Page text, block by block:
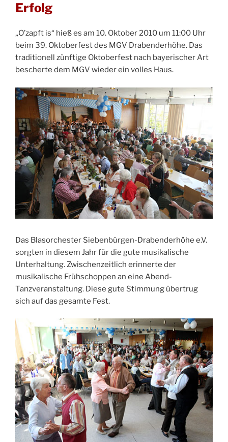
Erfolg
„O’zapft is“ hieß es am 10. Oktober 2010 um 11:00 Uhr
beim 39. Oktoberfest des MGV Drabenderhöhe. Das
traditionell zünftige Oktoberfest nach bayerischer Art
bescherte dem MGV wieder ein volles Haus.
Das Blasorchester Siebenbürgen-Drabenderhöhe e.V.
sorgten in diesem Jahr für die gute musikalische
Unterhaltung. Zwischenzeitlich erinnerte der
musikalische Frühschoppen an eine Abend-
Tanzveranstaltung. Diese gute Stimmung übertrug
sich auf das gesamte Fest.